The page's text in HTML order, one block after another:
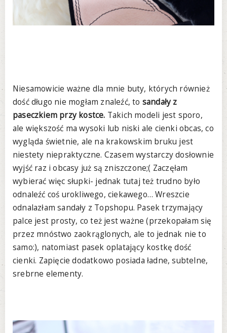
Niesamowicie ważne dla mnie buty, których również
dość długo nie mogłam znaleźć, to sandały z
paseczkiem przy kostce. Takich modeli jest sporo,
ale większość ma wysoki lub niski ale cienki obcas, co
wygląda świetnie, ale na krakowskim bruku jest
niestety niepraktyczne. Czasem wystarczy dosłownie
wyjść raz i obcasy już są zniszczone;( Zaczęłam
wybierać więc słupki- jednak tutaj też trudno było
odnaleźć coś urokliwego, ciekawego… Wreszcie
odnalazłam sandały z Topshopu. Pasek trzymający
palce jest prosty, co też jest ważne (przekopałam się
przez mnóstwo zaokrąglonych, ale to jednak nie to
samo:), natomiast pasek oplatający kostkę dość
cienki. Zapięcie dodatkowo posiada ładne, subtelne,
srebrne elementy.